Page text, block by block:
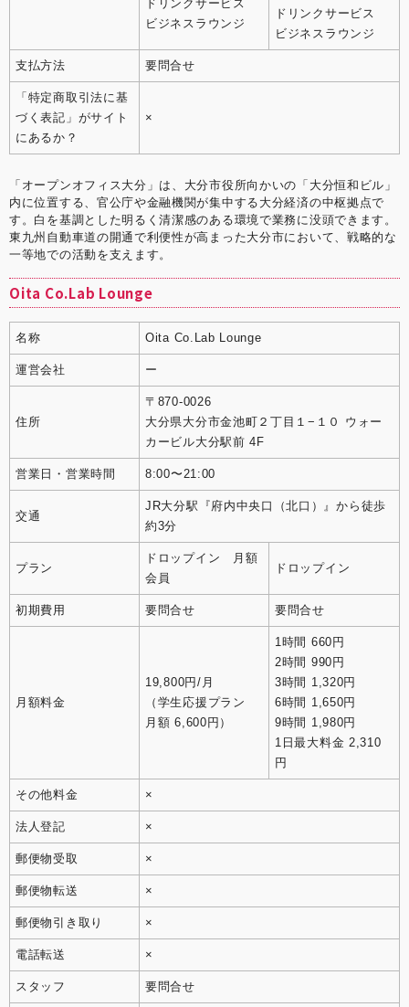
ドリンクサービス
ビジネスラウンジ
ドリンクサービス
ビジネスラウンジ
支払方法 要問合せ
「特定商取引法に基
づく表記」がサイト
にあるか？
×
「オープンオフィス大分」は、大分市役所向かいの「大分恒和ビル」
内に位置する、官公庁や金融機関が集中する大分経済の中枢拠点で
す。白を基調とした明るく清潔感のある環境で業務に没頭できます。
東九州自動車道の開通で利便性が高まった大分市において、戦略的な
一等地での活動を支えます。
Oita Co.Lab Lounge
名称 Oita Co.Lab Lounge
運営会社 ー
住所
〒870-0026
大分県大分市金池町２丁目１−１０ ウォー
カービル大分駅前 4F
営業日・営業時間 8:00〜21:00
交通
JR大分駅『府内中央口（北口）』から徒歩
約3分
プラン
ドロップイン 月額
会員
ドロップイン
初期費用 要問合せ 要問合せ
月額料金
19,800円/月
（学生応援プラン
月額 6,600円）
1時間 660円
2時間 990円
3時間 1,320円
6時間 1,650円
9時間 1,980円
1日最大料金 2,310
円
その他料金 ×
法人登記 ×
郵便物受取 ×
郵便物転送 ×
郵便物引き取り ×
電話転送 ×
スタッフ 要問合せ